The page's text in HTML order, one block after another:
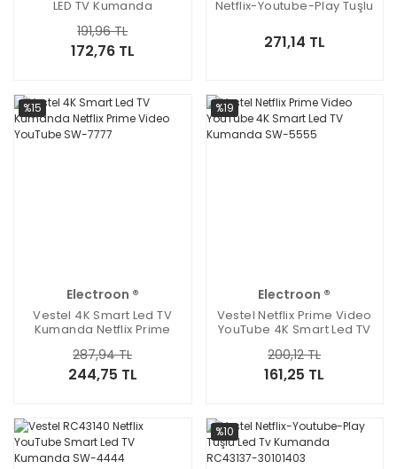
LED TV Kumanda
172,76 TL
191,96 TL
Netflix-Youtube-Play Tuşlu
271,14 TL
%15
Electroon ®
Vestel 4K Smart Led TV
Kumanda Netflix Prime
244,75 TL
287,94 TL
%19
Electroon ®
Vestel Netflix Prime Video
YouTube 4K Smart Led TV
161,25 TL
200,12 TL
%10